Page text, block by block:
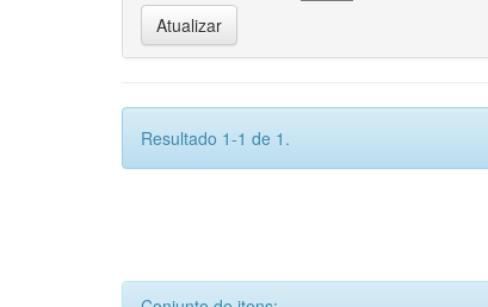
Resultado 1-1 de 1.